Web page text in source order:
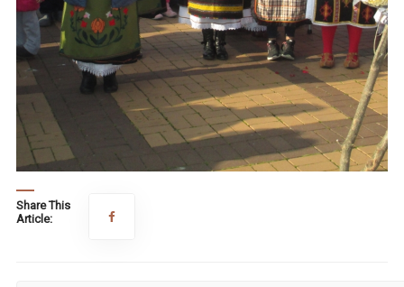
Share This
Article: